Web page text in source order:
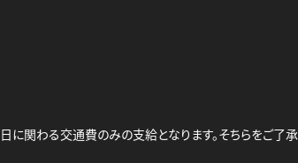
に関わる交通費のみの支給となります。そちらをご了